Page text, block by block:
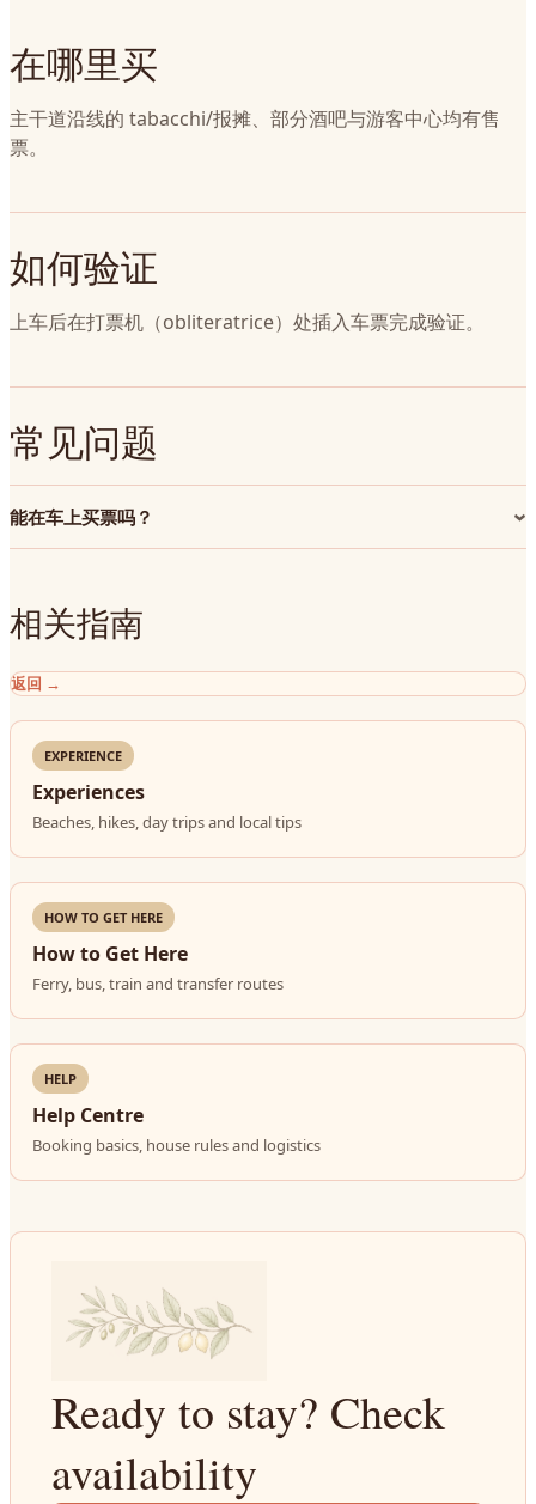
在哪里买
主干道沿线的 tabacchi/报摊、部分酒吧与游客中心均有售
票。
如何验证
上车后在打票机（obliteratrice）处插入车票完成验证。
常见问题
能在车上买票吗？
相关指南
返回 →
EXPERIENCE
Experiences
Beaches, hikes, day trips and local tips
HOW TO GET HERE
How to Get Here
Ferry, bus, train and transfer routes
HELP
Help Centre
Booking basics, house rules and logistics
Ready to stay? Check
availability